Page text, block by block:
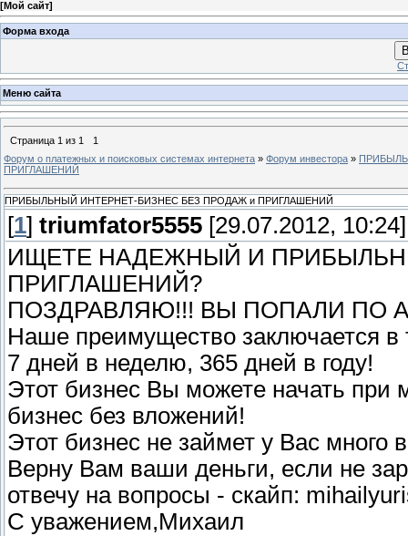
[Мой сайт]
Форма входа
Меню сайта
Страница 1 из 1
1
Форум о платежных и поисковых системах интернета » Форум инвестора »
ПРИГЛАШЕНИЙ
ПРИБЫЛЬНЫЙ ИНТЕРНЕТ-БИЗНЕС БЕЗ ПРОДАЖ и ПРИГЛАШЕНИЙ
[1] triumfator5555 [29.07.2012, 10:24]
ИЩЕТЕ НАДЕЖНЫЙ И
ПРИГЛАШЕНИЙ?
ПОЗДРАВЛЯЮ!!! ВЫ ПОПАЛИ ПО
Наше преимущество заключается в
7 дней в неделю, 365 дней в году!
Этот бизнес Вы можете начать
бизнес без вложений!
Этот бизнес не займет у Вас много
Верну Вам ваши деньги, если не
отвечу на вопросы - скайп:
С уважением,Михаил